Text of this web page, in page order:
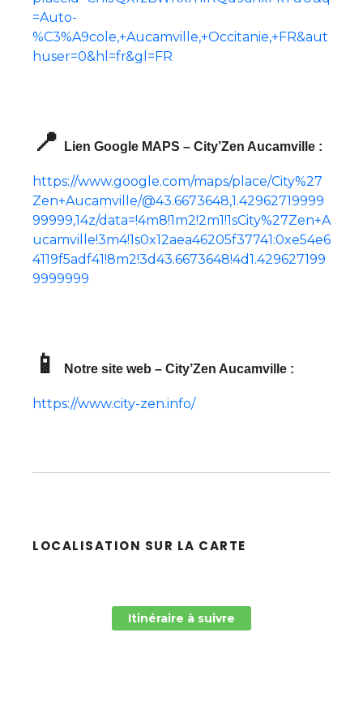
=Auto-
%C3%A9cole,+Aucamville,+Occitanie,+FR&aut
huser=0&hl=fr&gl=FR
📍 Lien Google MAPS – City’Zen Aucamville :
https://www.google.com/maps/place/City%27
Zen+Aucamville/@43.6673648,1.42962719999
99999,14z/data=!4m8!1m2!2m1!1sCity%27Zen+A
ucamville!3m4!1s0x12aea46205f37741:0xe54e6
4119f5adf41!8m2!3d43.6673648!4d1.429627199
9999999
📱 Notre site web – City’Zen Aucamville :
https://www.city-zen.info/
LOCALISATION SUR LA CARTE
Itinéraire à suivre